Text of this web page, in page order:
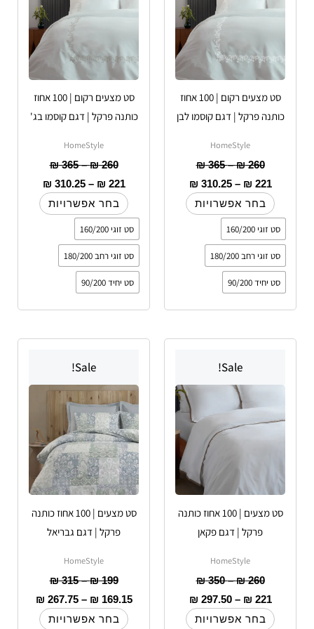
סט מצעים רקום | 100 אחוז
כותנה פרקל | דגם קוסמו לבן
HomeStyle
₪260
–
₪365
₪ 221
–
₪ 310.25
בחר אפשרויות
סוגים.
ניתן
לבחור
את
האפשרויות
בעמוד
המוצר
סט זוגי 160/200
סט זוגי רחב 180/200
סט יחיד 90/200
סט מצעים רקום | 100 אחוז
כותנה פרקל | דגם קוסמו בג'
HomeStyle
₪260
–
₪365
₪ 221
–
₪ 310.25
בחר אפשרויות
סוגים.
ניתן
לבחור
את
האפשרויות
בעמוד
המוצר
סט זוגי 160/200
סט זוגי רחב 180/200
סט יחיד 90/200
Sale!
סט מצעים | 100 אחוז כותנה
פרקל | דגם פקאן
HomeStyle
₪260
–
₪350
עד
₪ 221
–
₪ 297.50
עד
בחר אפשרויות
יש
מספר
ניתן
לבחור
את
בעמוד
Sale!
סט מצעים | 100 אחוז כותנה
פרקל | דגם גבריאל
HomeStyle
₪199
–
₪315
עד
₪ 169.15
–
₪ 267.75
עד
בחר אפשרויות
יש
ניתן
לבחור
את
בעמוד